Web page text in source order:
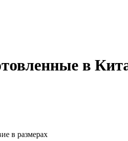
в
в размерах